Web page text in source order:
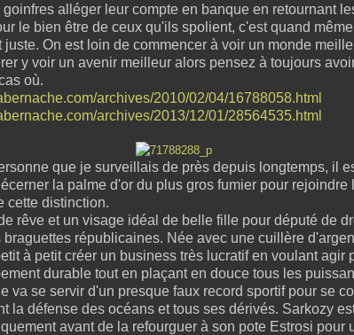
goinfres alléger leur compte en banque en retournant
le bien être de ceux qu'ils spolient, c'est quand
juste. On est loin de commencer à voir un monde
y voir un avenir meilleur alors pensez à toujours
où.
archives/2010/02/04/16788058.html
archives/2013/12/01/28564535.html
que je surveillais de près depuis longtemps, il
la palme d'or du plus gros fumier pour rejoindre
cette distinction.
rêve et un visage idéal de belle fille pour député de
républicaines. Née avec une cuillère
à petit créer un business très lucratif en voulant agir
durable tout en plaçant en douce tous les
va se servir d'un presque faux record sportif pour se
la défense des océans et tous ses dérivés. Sarkozy
avant de la refourguer à son pote Estrosi pour